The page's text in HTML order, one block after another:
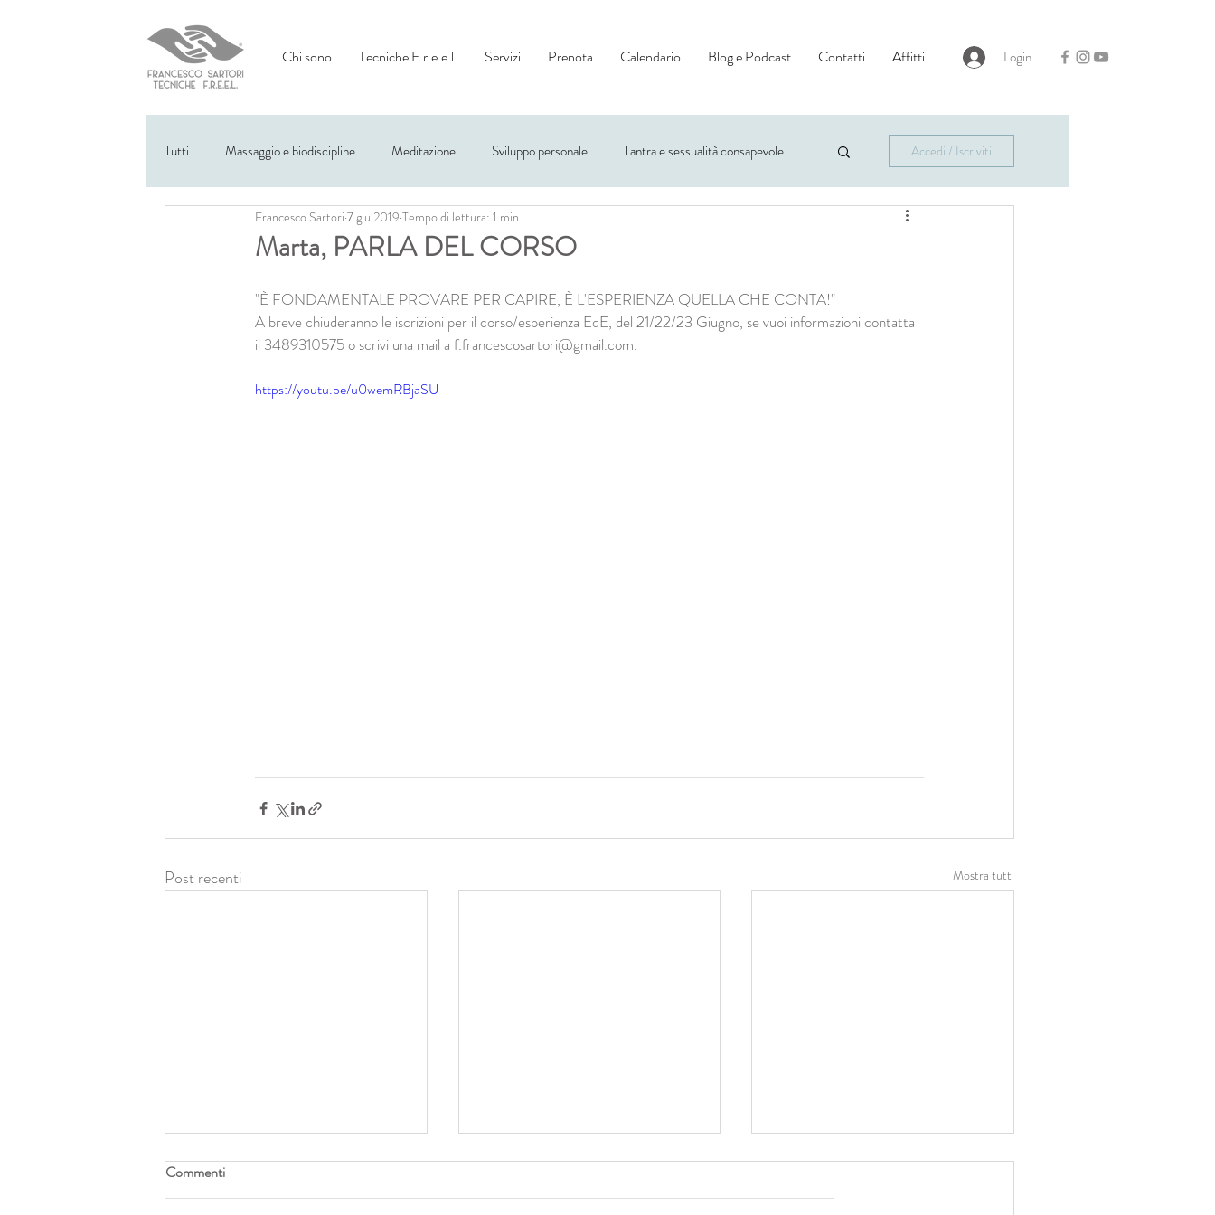
Chi sono Tecniche F.r.e.e.l. Servizi Prenota Calendario Blog e Podcast Contatti Affitti Login
Tutti Massaggio e biodiscipline Meditazione Sviluppo personale Tantra e sessualità consapevole Accedi / Iscriviti
Marta, PARLA DEL CORSO
Francesco Sartori 7 giu 2019 Tempo di lettura: 1 min
"È FONDAMENTALE PROVARE PER CAPIRE, È L'ESPERIENZA QUELLA CHE CONTA!"
A breve chiuderanno le iscrizioni per il corso/esperienza EdE, del 21/22/23 Giugno, se vuoi informazioni contatta
il 3489310575 o scrivi una mail a f.francescosartori@gmail.com.
https://youtu.be/u0wemRBjaSU
Post recenti Mostra tutti
Commenti